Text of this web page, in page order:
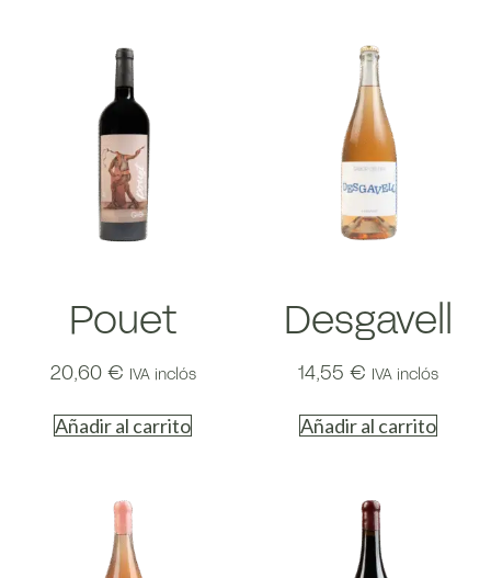
Pouet
20,60 € IVA inclós
Añadir al carrito
Desgavell
14,55 € IVA inclós
Añadir al carrito